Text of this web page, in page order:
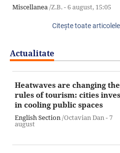
Miscellanea/Z.B. -6 august, 15:05
Citeşte toate
Actualitate
Heatwaves are changing the
rules of tourism: cities
in cooling public spaces
English Section/Octavian Dan -7
august